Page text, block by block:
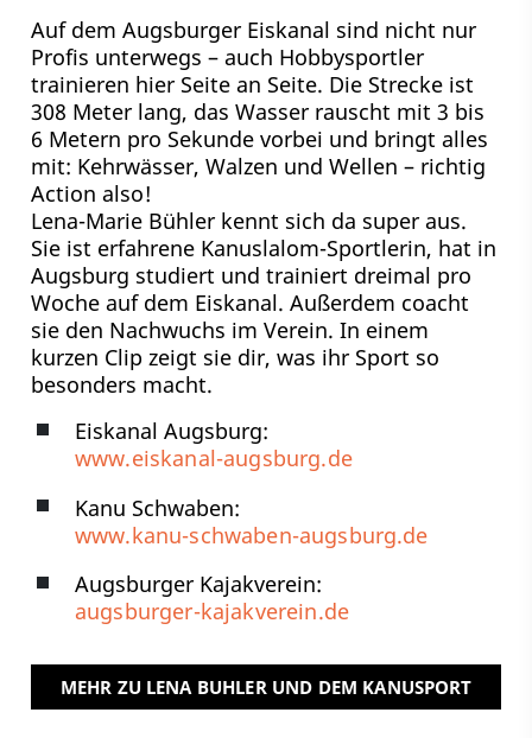
Auf dem Augsburger Eiskanal sind nicht nur
Profis unterwegs – auch Hobbysportler
trainieren hier Seite an Seite. Die Strecke ist
308 Meter lang, das Wasser rauscht mit 3 bis
6 Metern pro Sekunde vorbei und bringt alles
mit: Kehrwässer, Walzen und Wellen – richtig
Action also!
Lena-Marie Bühler kennt sich da super aus.
Sie ist erfahrene Kanuslalom-Sportlerin, hat in
Augsburg studiert und trainiert dreimal pro
Woche auf dem Eiskanal. Außerdem coacht
sie den Nachwuchs im Verein. In einem
kurzen Clip zeigt sie dir, was ihr Sport so
besonders macht.
Eiskanal Augsburg:
www.eiskanal-augsburg.de
Kanu Schwaben:
www.kanu-schwaben-augsburg.de
Augsburger Kajakverein:
augsburger-kajakverein.de
MEHR ZU LENA BUHLER UND DEM KANUSPORT